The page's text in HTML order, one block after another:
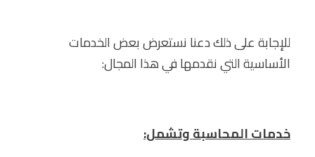
للإجابة على ذلك دعنا نستعرض بعض الخدمات
الأساسية التي نقدمها في هذا المجال:
خدمات المحاسبة وتشمل: